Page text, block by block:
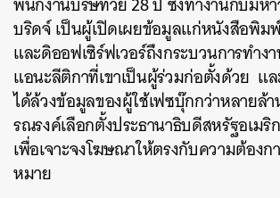
บริดจ์ เป็นผู้เปิดเผยข้อมูลแก่หนังสือพิม
และดิออฟเซิร์ฟเวอร์ถึงกระบวนการทำง
แอนะลีติกาที่เขาเป็นผู้ร่วมก่อตั้งด้วย แ
ได้ล้วงข้อมูลของผู้ใช้เฟซบุ๊กกว่าหลายล้
รณรงค์เลือกตั้งประธานาธิบดีสหรัฐอเมริ
เพื่อเจาะจงโฆษณาให้ตรงกับความต้องก
หมาย